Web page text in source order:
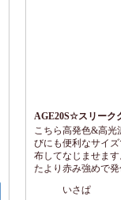
AGE20S☆スリーク
こちら高発色&高光
びにも便利なサイ
布してなじませま
たより赤み強めで
ップではローズピ
の中で発色が一番
いさぱ